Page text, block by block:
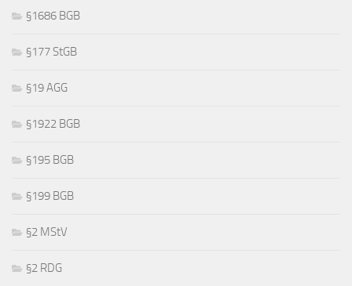
§1686 BGB
§177 StGB
§19 AGG
§1922 BGB
§195 BGB
§199 BGB
§2 MStV
§2 RDG